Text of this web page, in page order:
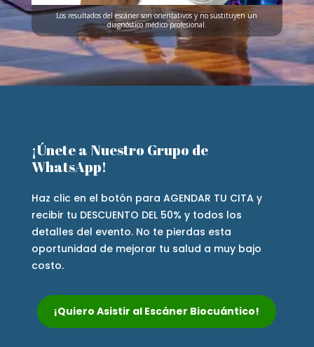
Los resultados del escáner son orientativos y no sustituyen un
diagnóstico médico profesional.
¡Únete a Nuestro Grupo de
WhatsApp!
Haz clic en el botón para AGENDAR TU CITA y
recibir tu DESCUENTO DEL 50% y todos los
detalles del evento. No te pierdas esta
oportunidad de mejorar tu salud a muy bajo
costo.
¡Quiero Asistir al Escáner Biocuántico!